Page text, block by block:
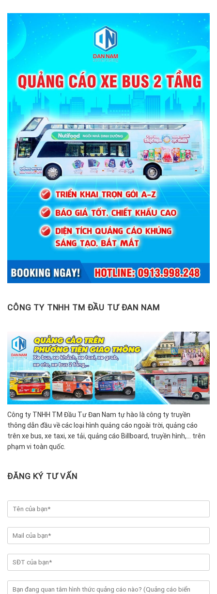
CÔNG TY TNHH TM ĐẦU TƯ ĐAN NAM
Công ty TNHH TM Đầu Tư Đan Nam tự hào là công ty truyền
thông dẫn đầu về các loại hình quảng cáo ngoài trời, quảng cáo
trên xe bus, xe taxi, xe tải, quảng cáo Billboard, truyền hình,… trên
phạm vi toàn quốc.
ĐĂNG KÝ TƯ VẤN